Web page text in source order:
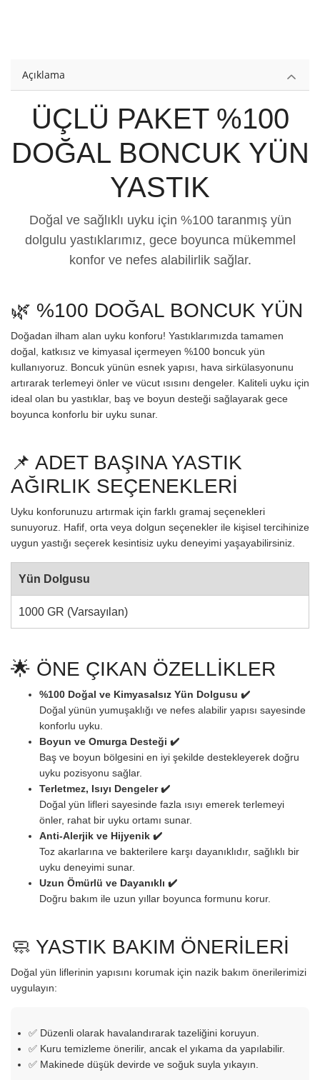
Açıklama
ÜÇLÜ PAKET %100
DOĞAL BONCUK YÜN
YASTIK
Doğal ve sağlıklı uyku için %100 taranmış yün
dolgulu yastıklarımız, gece boyunca mükemmel
konfor ve nefes alabilirlik sağlar.
🌿 %100 DOĞAL BONCUK YÜN
Doğadan ilham alan uyku konforu! Yastıklarımızda tamamen
doğal, katkısız ve kimyasal içermeyen %100 boncuk yün
kullanıyoruz. Boncuk yünün esnek yapısı, hava sirkülasyonunu
artırarak terlemeyi önler ve vücut ısısını dengeler. Kaliteli uyku için
ideal olan bu yastıklar, baş ve boyun desteği sağlayarak gece
boyunca konforlu bir uyku sunar.
📌 ADET BAŞINA YASTIK
AĞIRLIK SEÇENEKLERİ
Uyku konforunuzu artırmak için farklı gramaj seçenekleri
sunuyoruz. Hafif, orta veya dolgun seçenekler ile kişisel tercihinize
uygun yastığı seçerek kesintisiz uyku deneyimi yaşayabilirsiniz.
Yün Dolgusu
1000 GR (Varsayılan)
🌟 ÖNE ÇIKAN ÖZELLİKLER
%100 Doğal ve Kimyasalsız Yün Dolgusu ✔️
Doğal yünün yumuşaklığı ve nefes alabilir yapısı sayesinde
konforlu uyku.
Boyun ve Omurga Desteği ✔️
Baş ve boyun bölgesini en iyi şekilde destekleyerek doğru
uyku pozisyonu sağlar.
Terletmez, Isıyı Dengeler ✔️
Doğal yün lifleri sayesinde fazla ısıyı emerek terlemeyi
önler, rahat bir uyku ortamı sunar.
Anti-Alerjik ve Hijyenik ✔️
Toz akarlarına ve bakterilere karşı dayanıklıdır, sağlıklı bir
uyku deneyimi sunar.
Uzun Ömürlü ve Dayanıklı ✔️
Doğru bakım ile uzun yıllar boyunca formunu korur.
🧼 YASTIK BAKIM ÖNERİLERİ
Doğal yün liflerinin yapısını korumak için nazik bakım önerilerimizi
uygulayın:
✅ Düzenli olarak havalandırarak tazeliğini koruyun.
✅ Kuru temizleme önerilir, ancak el yıkama da yapılabilir.
✅ Makinede düşük devirde ve soğuk suyla yıkayın.